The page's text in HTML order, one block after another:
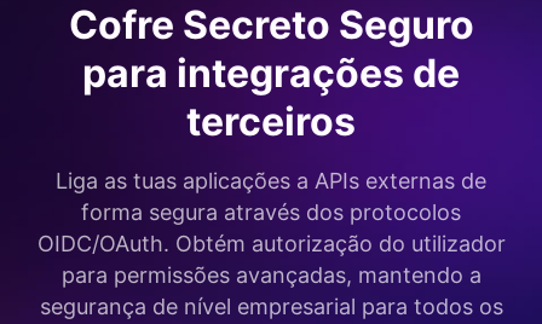
Cofre Secreto Seguro
para integrações de
terceiros
Liga as tuas aplicações a APIs externas de
forma segura através dos protocolos
OIDC/OAuth. Obtém autorização do utilizador
para permissões avançadas, mantendo a
segurança de nível empresarial para todos os